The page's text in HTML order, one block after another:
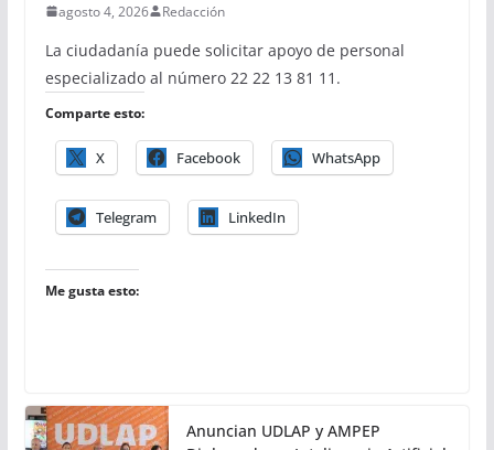
agosto 4, 2026 Redacción
La ciudadanía puede solicitar apoyo de personal
especializado al número 22 22 13 81 11.
Comparte esto:
X Facebook WhatsApp
Telegram LinkedIn
Me gusta esto:
Anuncian UDLAP y AMPEP